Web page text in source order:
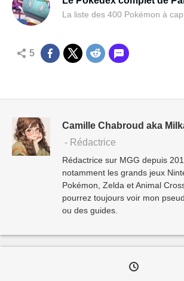
La liste des 400 Pokémon à
5
Camille Chabroud aka
- Rédactrice
Rédactrice sur MGG depuis
notamment les grands jeux
Pokémon, Zelda et Animal
pourrez toujours voir mon
ou des guides.